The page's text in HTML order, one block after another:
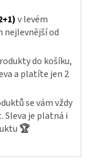
v levém
nejlevnější od
do košíku,
a platíte jen 2
se vám vždy
Sleva je platná i
🏆